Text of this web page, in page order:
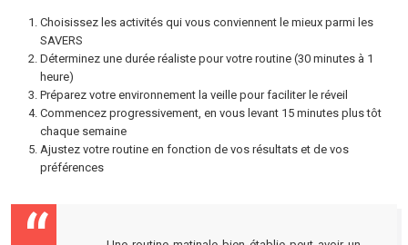
Choisissez les activités qui vous conviennent le mieux parmi les
SAVERS
Déterminez une durée réaliste pour votre routine (30 minutes à 1
heure)
Préparez votre environnement la veille pour faciliter le réveil
Commencez progressivement, en vous levant 15 minutes plus tôt
chaque semaine
Ajustez votre routine en fonction de vos résultats et de vos
préférences